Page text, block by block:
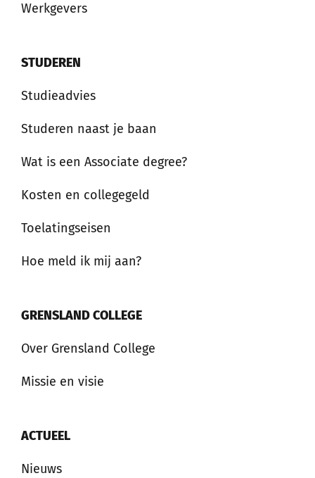
Werkgevers
STUDEREN
Studieadvies
Studeren naast je baan
Wat is een Associate degree?
Kosten en collegegeld
Toelatingseisen
Hoe meld ik mij aan?
GRENSLAND COLLEGE
Over Grensland College
Missie en visie
ACTUEEL
Nieuws